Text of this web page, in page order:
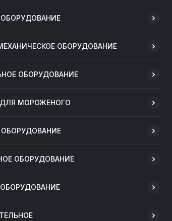
ОБОРУДОВАНИЕ
ОБОРУДОВАНИЕ
МОРОЖЕНОГО
ОБОРУДОВАНИЕ